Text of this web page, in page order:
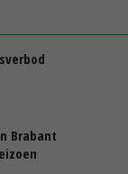
Brabant